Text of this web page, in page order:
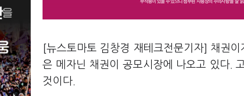
[뉴스토마토 김창경 재테크전문기자] 채권
은 메자닌 채권이 공모시장에 나오고 있다.
것이다.